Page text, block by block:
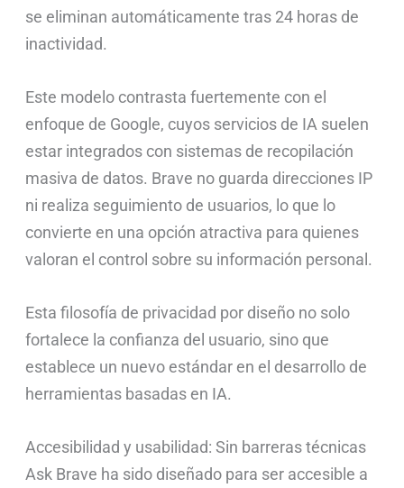
se eliminan automáticamente tras 24 horas de
inactividad.
Este modelo contrasta fuertemente con el
enfoque de Google, cuyos servicios de IA suelen
estar integrados con sistemas de recopilación
masiva de datos. Brave no guarda direcciones IP
ni realiza seguimiento de usuarios, lo que lo
convierte en una opción atractiva para quienes
valoran el control sobre su información personal.
Esta filosofía de privacidad por diseño no solo
fortalece la confianza del usuario, sino que
establece un nuevo estándar en el desarrollo de
herramientas basadas en IA.
Accesibilidad y usabilidad: Sin barreras técnicas
Ask Brave ha sido diseñado para ser accesible a